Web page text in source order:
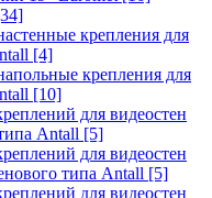
крепления для
[4]
крепления для
[10]
для видеостен
Antall [5]
для видеостен
типа Antall [5]
для видеостен